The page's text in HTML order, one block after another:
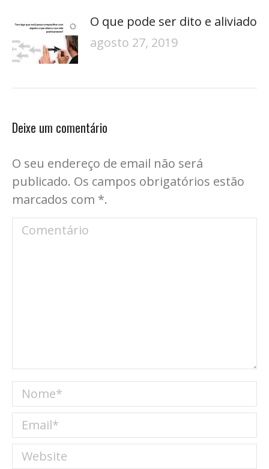
O que pode ser dito e aliviado
agosto 27, 2019
Deixe um comentário
O seu endereço de email não será
publicado. Os campos obrigatórios estão
marcados com *.
Comentário
Nome *
Email *
Website